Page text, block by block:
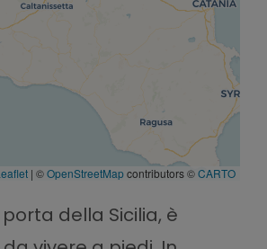
| ©OpenStreetMapcontributors ©CARTO
porta della Sicilia, è